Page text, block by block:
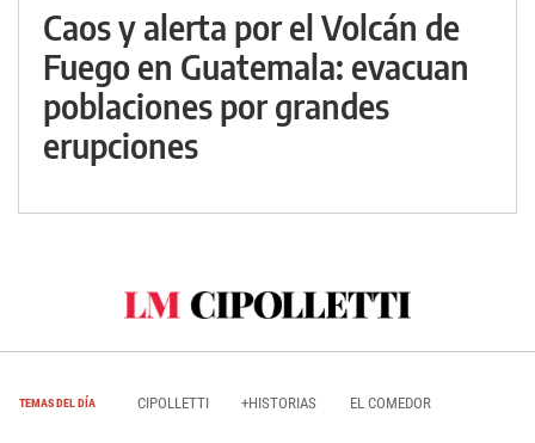
Caos y alerta por el Volcán de
Fuego en Guatemala: evacuan
poblaciones por grandes
erupciones
TEMAS DEL DÍA CIPOLLETTI +HISTORIAS EL COMEDOR